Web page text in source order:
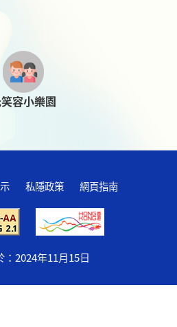
容小樂園
私隱政策 網頁指南
2024年11月15日